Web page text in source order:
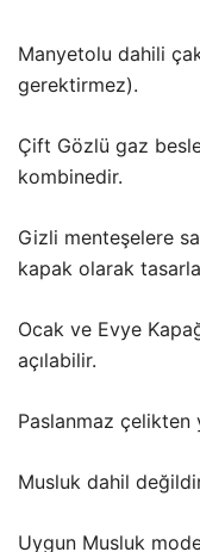
Manyetolu dahili
gerektirmez).
Çift Gözlü gaz
kombinedir.
Gizli menteşelere
kapak olarak
Ocak ve Evye
açılabilir.
Paslanmaz çelikten
Musluk dahil
Uygun Musluk